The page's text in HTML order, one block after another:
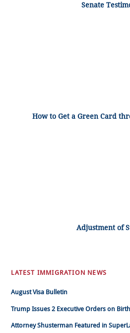
Senate
How to Get a Green Card
Adjustment of
LATEST IMMIGRATION NEWS
August Visa Bulletin
Trump Issues 2 Executive Orders on
Attorney Shusterman Featured in